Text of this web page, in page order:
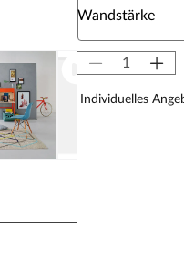
Wandstärke
Individuelles